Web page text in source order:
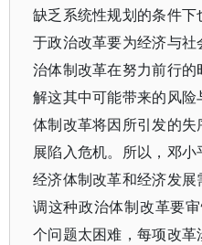
缺乏系统性规划的条件
于政治改革要为经济与
治体制改革在努力前行
解这其中可能带来的风
体制改革将因所引发的
展陷入危机。所以，邓
经济体制改革和经济发
调这种政治体制改革要
个问题太困难，每项改